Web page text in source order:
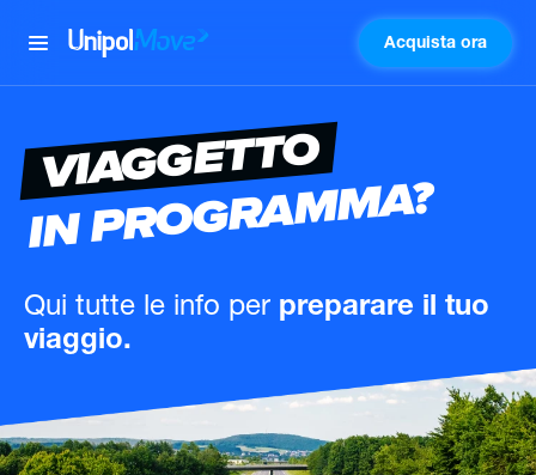
UnipolMove Acquista ora
VIAGGETTO
IN PROGRAMMA?
Qui tutte le info per preparare il tuo
viaggio.